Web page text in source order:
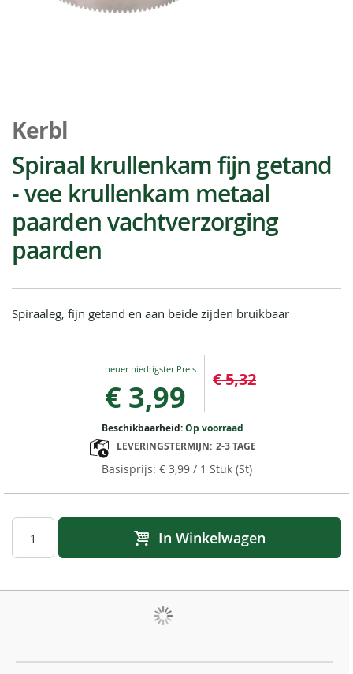
naar
het
begin
van
de
afbeeldingen-
gallerij
Kerbl
Spiraal krullenkam fijn getand
- vee krullenkam metaal
paarden vachtverzorging
paarden
Spiraaleg, fijn getand en aan beide zijden bruikbaar
Special
€ 3,99 € 5,32
€ 3,99/ 1 Stuk (St)
Beschikbaarheid:Op voorraad
LEVERINGSTERMIJN: 2-3 TAGE
In Winkelwagen